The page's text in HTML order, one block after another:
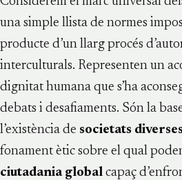
una simple llista de normes
producte d’un llarg procés
interculturals. Representen un
dignitat humana que s’ha
debats i desafiaments. Són la
l’existència de societats
fonament ètic sobre el qual
ciutadania global capaç